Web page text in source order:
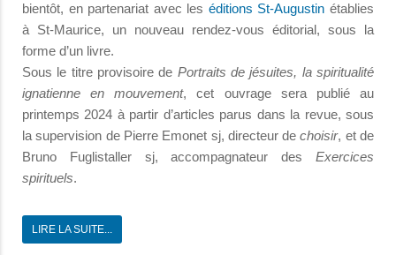
bientôt, en partenariat avec les éditions St-Augustin établies
à St-Maurice, un nouveau rendez-vous éditorial, sous la
forme d’un livre.
Sous le titre provisoire de Portraits de jésuites, la spiritualité
ignatienne en mouvement, cet ouvrage sera publié au
printemps 2024 à partir d’articles parus dans la revue, sous
la supervision de Pierre Emonet sj, directeur dechoisir, et de
Bruno Fuglistaller sj, accompagnateur des Exercices
spirituels.
LIRE LA SUITE...